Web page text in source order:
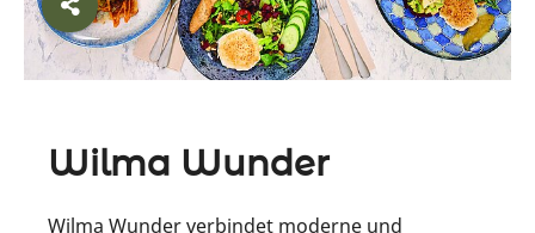
Wilma Wunder
Wilma Wunder verbindet moderne und